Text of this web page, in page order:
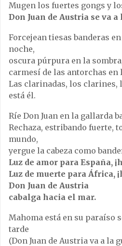
Mugen los fuertes gongs y
Don Juan de Austria se va
Forcejean tiesas banderas
noche,
oscura púrpura en la
carmesí de las antorchas en
Las clarinadas, los clarines,
está él.
Ríe Don Juan en la gallarda
Rechaza, estribando fuerte,
mundo,
yergue la cabeza como
Luz de amor para España,
Luz de muerte para África,
Don Juan de Austria
cabalga hacia el mar.
Mahoma está en su paraíso
tarde
(Don Juan de Austria va a la